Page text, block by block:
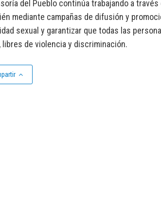
del Pueblo continúa trabajando a
mediante campañas de difusión y
sexual y garantizar que todas las
libres de violencia y discriminación.